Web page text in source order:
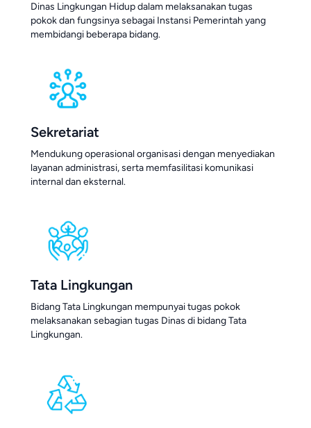
Dinas Lingkungan Hidup dalam melaksanakan tugas
pokok dan fungsinya sebagai Instansi Pemerintah yang
membidangi beberapa bidang.
Sekretariat
Mendukung operasional organisasi dengan menyediakan
layanan administrasi, serta memfasilitasi komunikasi
internal dan eksternal.
Tata Lingkungan
Bidang Tata Lingkungan mempunyai tugas pokok
melaksanakan sebagian tugas Dinas di bidang Tata
Lingkungan.